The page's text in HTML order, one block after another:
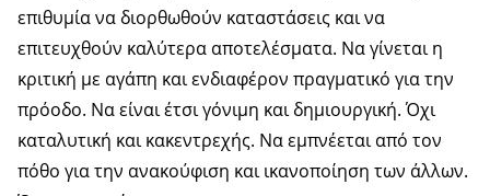
επιθυμία να διορθωθούν καταστάσεις και να
επιτευχθούν καλύτερα αποτελέσματα. Να γίνεται η
κριτική με αγάπη και ενδιαφέρον πραγματικό για την
πρόοδο. Να είναι έτσι γόνιμη και δημιουργική. Όχι
καταλυτική και κακεντρεχής. Να εμπνέεται από τον
πόθο για την ανακούφιση και ικανοποίηση των άλλων.